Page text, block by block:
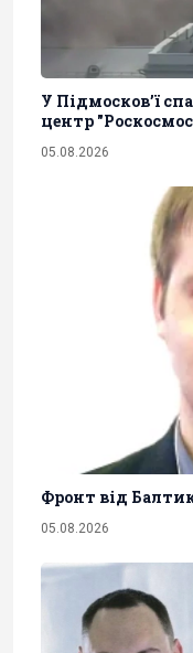
У Підмосков’ї
центр
05.08.2026
Фронт від
05.08.2026